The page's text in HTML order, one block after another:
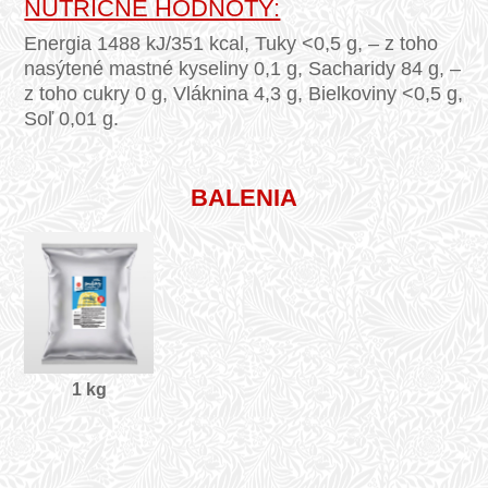
NUTRIČNÉ HODNOTY:
Energia 1488 kJ/351 kcal, Tuky <0,5 g, – z toho
nasýtené mastné kyseliny 0,1 g, Sacharidy 84 g, –
z toho cukry 0 g, Vláknina 4,3 g, Bielkoviny <0,5 g,
Soľ 0,01 g.
BALENIA
1 kg